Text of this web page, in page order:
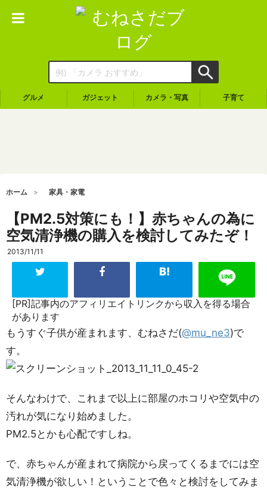
グルメ ガジェット カメラ・写真 子育て
ホーム 家具・家電
【PM2.5対策にも！】赤ちゃんの為に
空気清浄機の購入を検討してみたぞ！
2013/11/11
[PR]記事内のアフィリエイトリンクから収入を得る場合
があります
もうすぐ子供が産まれます、むねさだ(@mu_ne3)で
す。
そんなわけで、これまで以上に部屋のホコリや空気中の
汚れが気になり始めました。
PM2.5とかも心配ですしね。
で、赤ちゃんが産まれて病院から戻ってくるまでには空
気清浄機が欲しい！ということで色々と検討をしてみま